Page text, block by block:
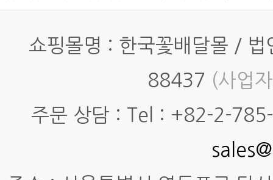
쇼핑몰명 : 한국꽃배달몰 /
88437 (사업
주문 상담 : Tel : +82-2-